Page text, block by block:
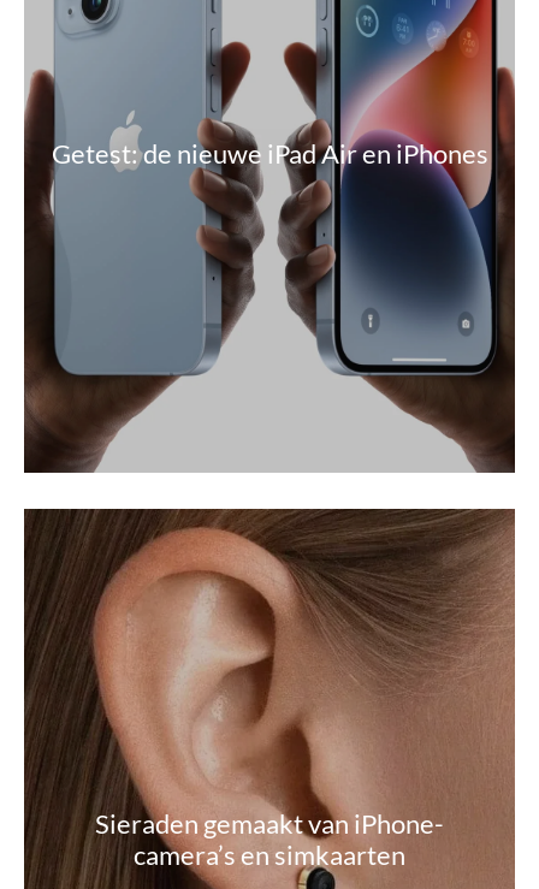
Getest: de nieuwe iPad Air en iPhones
Sieraden gemaakt van iPhone-
camera’s en simkaarten